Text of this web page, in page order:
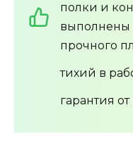
полки и
выполнены
прочного
тихий в
гарантия